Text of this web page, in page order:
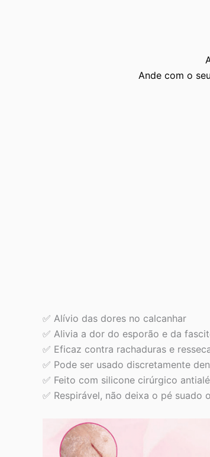
Ande com o
✅ Alívio das dores no calcanhar
✅ Alivia a dor do esporão e da
✅ Eficaz contra rachaduras e
✅ Pode ser usado discretamente
✅ Feito com silicone cirúrgico
✅ Respirável, não deixa o pé suado